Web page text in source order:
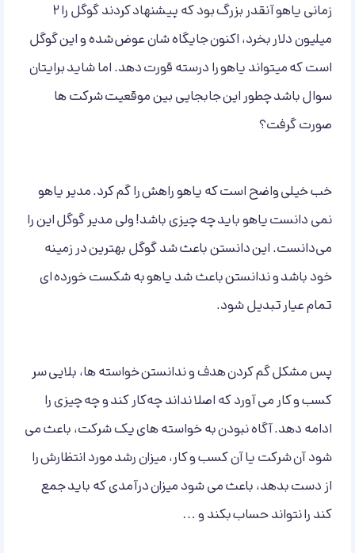
زمانی یاهو آنقدر بزرگ بود که پیشنهاد کردند گوگل را 2
میلیون دلار بخرد، اکنون جایگاه شان عوض شده و این گوگل
است که میتواند یاهو را درسته قورت دهد. اما شاید برایتان
سوال باشد چطور این جابجایی بین موقعیت شرکت ها
صورت گرفت؟
خب خیلی واضح است که یاهو راهش را گم کرد. مدیر یاهو
نمی دانست یاهو باید چه چیزی باشد! ولی مدیر گوگل این را
می‌دانست. این دانستن باعث شد گوگل بهترین در زمینه
خود باشد و ندانستن باعث شد یاهو به شکست خورده ای
تمام عیار تبدیل شود.
پس مشکل گم کردن هدف و ندانستن خواسته ها، بلایی سر
کسب و کار می آورد که اصلا نداند چه‌کار کند و چه چیزی را
ادامه دهد. آگاه نبودن به خواسته های یک شرکت، باعث می
شود آن شرکت یا آن کسب و کار، میزان رشد مورد انتظارش را
از دست بدهد، باعث می شود میزان درآمدی که باید جمع
کند را نتواند حساب بکند و …